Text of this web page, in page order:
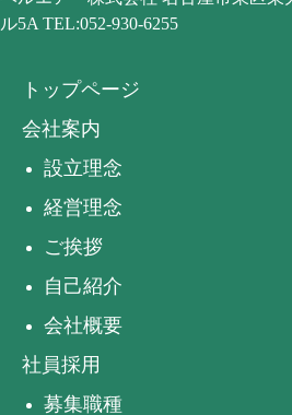
ル5A TEL:052-930-6255
トップページ
会社案内
設立理念
経営理念
ご挨拶
自己紹介
会社概要
社員採用
募集職種